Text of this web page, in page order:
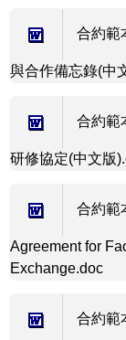
合約範
與合作備忘錄(中
合約範
研修協定(中文版
合約範
Agreement for
Exchange.doc
合約範